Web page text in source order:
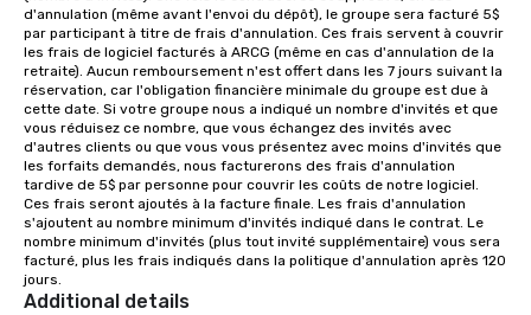
anywhere from cabins to cottages.
Wake up under the canopy in a
forested paradise at whatever level
of creature comfort your team
prefers. Call or email us today to plan
your retreat!
d'annulation (même avant l'envoi du dépôt), le groupe sera facturé 5$
par participant à titre de frais d'annulation. Ces frais servent à couvrir
les frais de logiciel facturés à ARCG (même en cas d'annulation de la
retraite). Aucun remboursement n'est offert dans les 7 jours suivant la
réservation, car l'obligation financière minimale du groupe est due à
cette date. Si votre groupe nous a indiqué un nombre d'invités et que
vous réduisez ce nombre, que vous échangez des invités avec
d'autres clients ou que vous vous présentez avec moins d'invités que
les forfaits demandés, nous facturerons des frais d'annulation
tardive de 5$ par personne pour couvrir les coûts de notre logiciel.
Ces frais seront ajoutés à la facture finale. Les frais d'annulation
s'ajoutent au nombre minimum d'invités indiqué dans le contrat. Le
nombre minimum d'invités (plus tout invité supplémentaire) vous sera
facturé, plus les frais indiqués dans la politique d'annulation après 120
jours.
Additional details